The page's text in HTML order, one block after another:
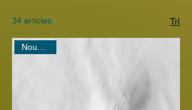
34 articles Tri